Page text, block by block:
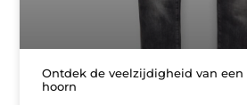
Ontdek de veelzijdigheid van
hoorn